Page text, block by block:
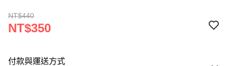
NT$440
NT$350
付款與運送方式